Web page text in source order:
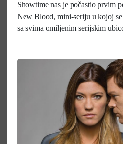
Showtime nas je počastio prvim
New Blood, mini-seriju u kojoj
sa svima omiljenim serijskim